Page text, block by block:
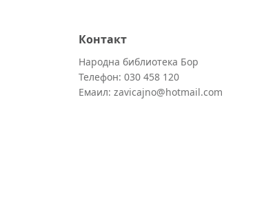
Контакт
Народна библиотека Бор
Телефон: 030 458 120
Емаил: zavicajno@hotmail.com